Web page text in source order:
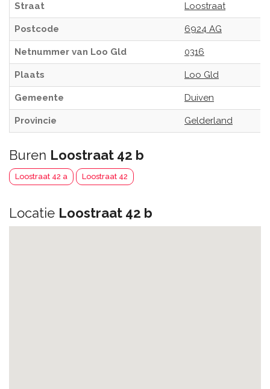
Straat Loostraat
Postcode 6924 AG
Netnummer van Loo Gld 0316
Plaats Loo Gld
Gemeente Duiven
Provincie Gelderland
Buren Loostraat 42 b
Loostraat 42 a Loostraat 42
Locatie Loostraat 42 b